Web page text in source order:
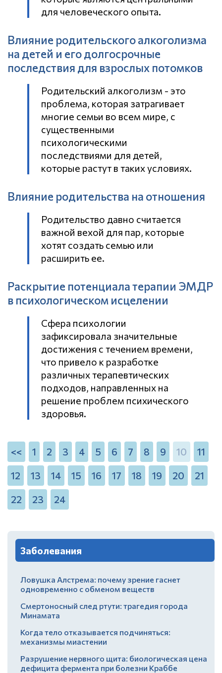
для человеческого опыта.
Влияние родительского алкоголизма
на детей и его долгосрочные
последствия для взрослых потомков
Родительский алкоголизм - это
проблема, которая затрагивает
многие семьи во всем мире, с
существенными
психологическими
последствиями для детей,
которые растут в таких условиях.
Влияние родительства на отношения
Родительство давно считается
важной вехой для пар, которые
хотят создать семью или
расширить ее.
Раскрытие потенциала терапии ЭМДР
в психологическом исцелении
Сфера психологии
зафиксировала значительные
достижения с течением времени,
что привело к разработке
различных терапевтических
подходов, направленных на
решение проблем психического
здоровья.
<< 1 2 3 4 5 6 7 8 9 10
11
12
13 14 15 16 17 18 19 20
21
22
23 24
Заболевания
Ловушка Алстрема: почему зрение гаснет
одновременно с обменом веществ
Смертоносный след ртути: трагедия города
Минамата
Когда тело отказывается подчиняться:
механизмы миастении
Разрушение нервного щита: биологическая цена
дефицита фермента при болезни Краббе